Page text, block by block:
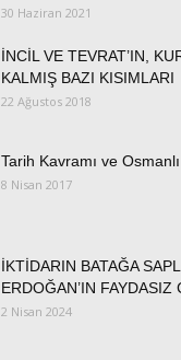
30 Haziran 2021
İNCİL VE TEVRAT’IN,
KALMIŞ BAZI KISIMLARI
22 Ağustos 2018
Tarih Kavramı ve
8 Nisan 2017
İKTİDARIN BATAĞA
ERDOĞAN’IN FAYDASIZ
2 Nisan 2024